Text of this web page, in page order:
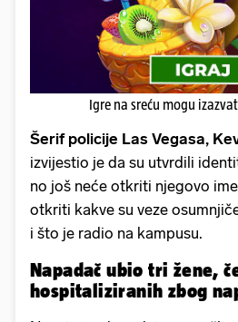
Igre na sreću mogu
Šerif policije Las Vegasa,
izvijestio je da su utvrdili
no još neće otkriti njegovo
otkriti kakve su veze
i što je radio na kampusu.
Napadač ubio tri žene,
hospitaliziranih zbog